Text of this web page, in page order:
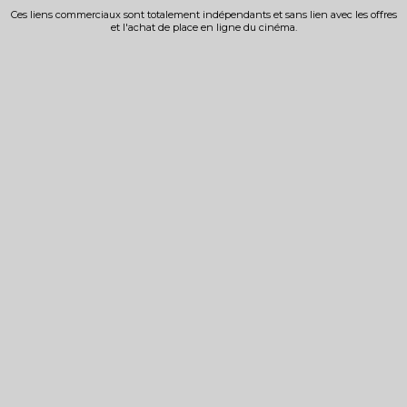
Ces liens commerciaux sont totalement indépendants et sans lien avec les offres
et l'achat de place en ligne du cinéma.